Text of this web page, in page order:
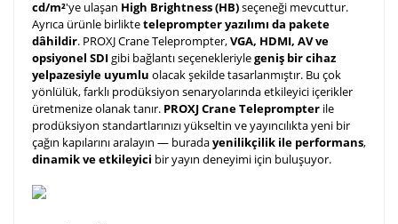
cd/m²'ye ulaşan High Brightness (HB)seçeneği mevcuttur.
Ayrıca ürünle birlikteteleprompter yazılımı da pakete
dâhildir. PROXJ Crane Teleprompter,VGA, HDMI, AV ve
opsiyonel SDIgibi bağlantı seçenekleriylegeniş bir cihaz
yelpazesiyle uyumlu olacak şekilde tasarlanmıştır. Bu çok
yönlülük, farklı prodüksiyon senaryolarında etkileyici içerikler
üretmenize olanak tanır. PROXJ Crane Teleprompter ile
prodüksiyon standartlarınızı yükseltin ve yayıncılıkta yeni bir
çağın kapılarını aralayın — buradayenilikçilik ile performans,
dinamik ve etkileyici bir yayın deneyimi için buluşuyor.